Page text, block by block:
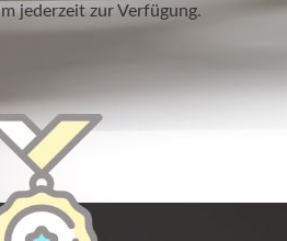
jederzeit zur Verfügung.